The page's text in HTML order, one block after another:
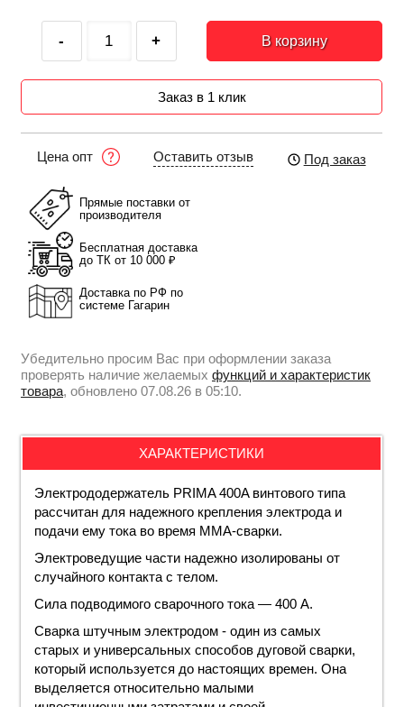
- + В корзину
Заказ в 1 клик
Цена опт Оставить отзыв Под заказ
Прямые поставки от
производителя
Бесплатная доставка
до ТК от 10 000 ₽
Доставка по РФ по
системе Гагарин
Убедительно просим Вас при оформлении заказа
проверять наличие желаемых функций и характеристик
товара, обновлено 07.08.26 в 05:10.
ХАРАКТЕРИСТИКИ
Электрододержатель PRIMA 400A винтового типа
рассчитан для надежного крепления электрода и
подачи ему тока во время MMA-сварки.
Электроведущие части надежно изолированы от
случайного контакта с телом.
Сила подводимого сварочного тока — 400 А.
Сварка штучным электродом - один из самых
старых и универсальных способов дуговой сварки,
который используется до настоящих времен. Она
выделяется относительно малыми